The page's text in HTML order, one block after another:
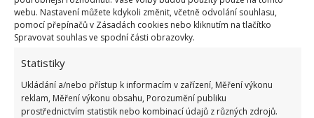
webu. Nastavení můžete kdykoli změnit, včetně odvolání souhlasu,
pomocí přepínačů v Zásadách cookies nebo kliknutím na tlačítko
Spravovat souhlas ve spodní části obrazovky.
Statistiky
Ukládání a/nebo přístup k informacím v zařízení, Měření výkonu
reklam, Měření výkonu obsahu, Porozumění publiku
prostřednictvím statistik nebo kombinací údajů z různých zdrojů.
Do zásobníku pračky nasypejte pouze polovinu z
obvyklé dávky pracího prášku. Po vyprání usušte
odstranit jakékoliv skvrny. Vyperete s ním jak
oblečení, tak zaneřáděné utěrky a ručníky.